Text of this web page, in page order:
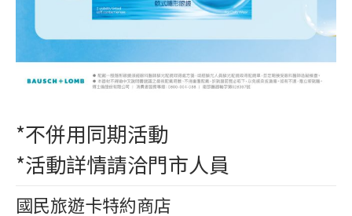
*不併用同期活動
*活動詳情請洽門市人員
國民旅遊卡特約商店